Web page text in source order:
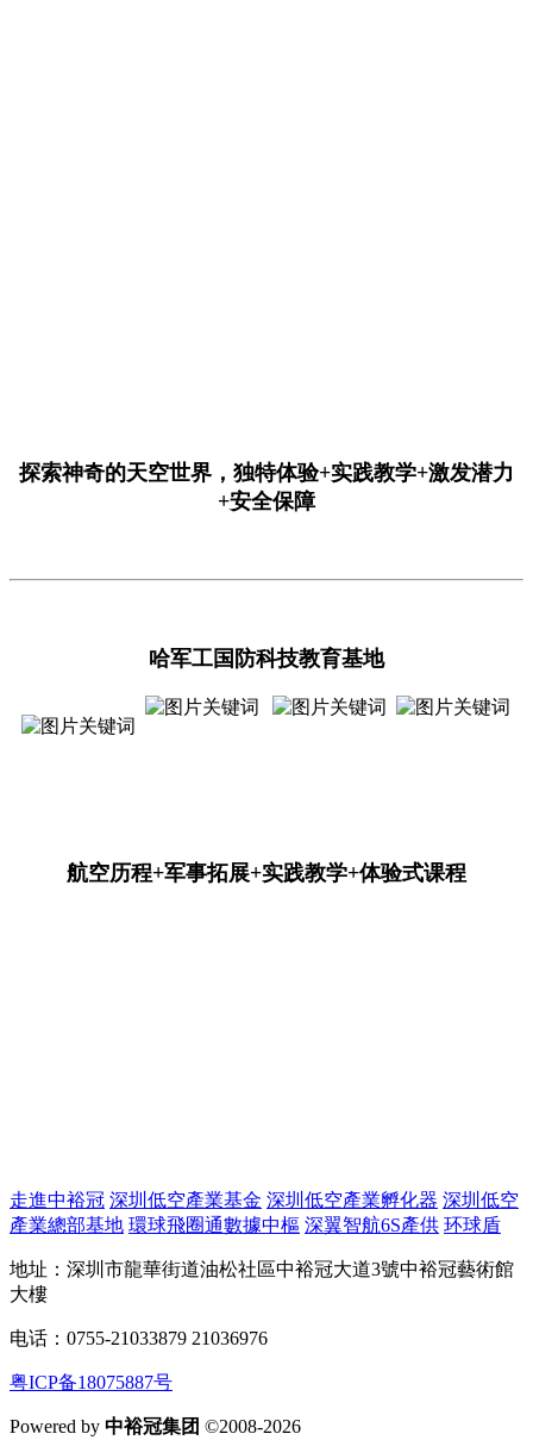
探索神奇的天空世界，独特体验+实践教学+激发潜力
+安全保障
哈军工国防科技教育基地
航空历程+军事拓展+实践教学+体验式课程
走進中裕冠 深圳低空產業基金 深圳低空產業孵化器 深圳低空
產業總部基地 環球飛圈通數據中樞 深翼智航6S產供 环球盾
地址：深圳市龍華街道油松社區中裕冠大道3號中裕冠藝術館
大樓
电话：0755-21033879 21036976
粤ICP备18075887号
Powered by 中裕冠集团 ©2008-2026